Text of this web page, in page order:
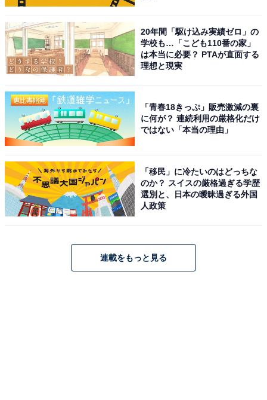
淡路島うずしお温泉 うめ丸（画像：「淡路島うずしお温泉 うめ丸」公式
Webサイトより）
「淡路島うずしお温泉 うめ丸」は、鳴門海峡と大鳴門橋
を一望できる絶景の宿です。名物の「 鯛の活造り」や
る料理自慢の施設として知られています。お肌がふっく
らすべすべになるとされる「うずしお温泉」は「美人の
20年間「駆け込み実績ゼロ」の
学校も…「こども110番の家」
は本当に必要？ PTAが直面する
理想と現実
「青春18きっぷ」販売激減の裏
に何が？ 連続利用の厳格化だけ
ではない「本当の理由」
「移民」に冷たいのはどっちな
のか？ スイスの厳格過ぎる学歴
選別と、日本の曖昧過ぎる外国
人政策
連載をもっと見る